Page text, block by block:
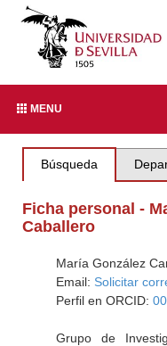
MENU
Búsqueda
Ficha personal -
Caballero
María González
Email: Solicitar
Perfil en ORCID:
Grupo de